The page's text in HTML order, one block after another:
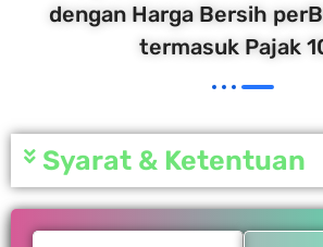
dengan Harga Bersih
termasuk Pajak
Syarat & Ketentuan